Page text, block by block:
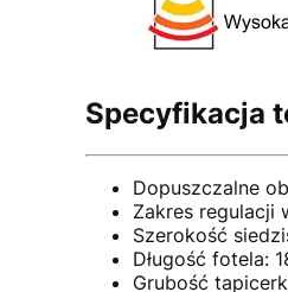
Specyfikacja
Dopuszczalne
Zakres regulacji
Szerokość
Długość fotela:
Grubość